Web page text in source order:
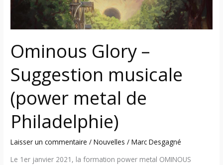
Ominous Glory –
Suggestion musicale
(power metal de
Philadelphie)
Laisser un commentaire /Nouvelles /Marc Desgagné
Le 1er janvier 2021, la formation power metal OMINOUS
Philadelphie)